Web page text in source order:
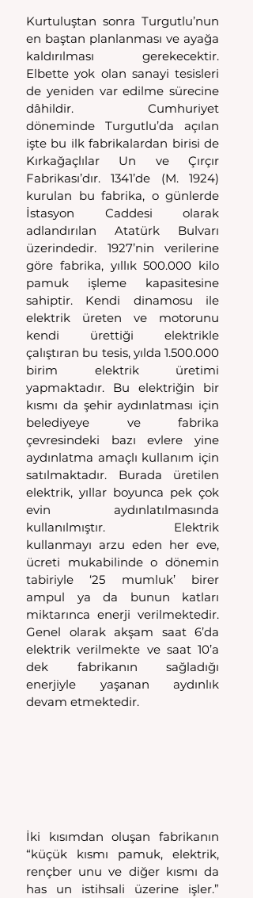
Kurtuluştan sonra Turgutlu’nun
en baştan planlanması ve ayağa
kaldırılması gerekecektir.
Elbette yok olan sanayi tesisleri
de yeniden var edilme sürecine
dâhildir. Cumhuriyet
döneminde Turgutlu’da açılan
işte bu ilk fabrikalardan birisi de
Kırkağaçlılar Un ve Çırçır
Fabrikası’dır. 1341’de (M. 1924)
kurulan bu fabrika, o günlerde
İstasyon Caddesi olarak
adlandırılan Atatürk Bulvarı
üzerindedir. 1927’nin verilerine
göre fabrika, yıllık 500.000 kilo
pamuk işleme kapasitesine
sahiptir. Kendi dinamosu ile
elektrik üreten ve motorunu
kendi ürettiği elektrikle
çalıştıran bu tesis, yılda 1.500.000
birim elektrik üretimi
yapmaktadır. Bu elektriğin bir
kısmı da şehir aydınlatması için
belediyeye ve fabrika
çevresindeki bazı evlere yine
aydınlatma amaçlı kullanım için
satılmaktadır. Burada üretilen
elektrik, yıllar boyunca pek çok
evin aydınlatılmasında
kullanılmıştır. Elektrik
kullanmayı arzu eden her eve,
ücreti mukabilinde o dönemin
tabiriyle ‘25 mumluk’ birer
ampul ya da bunun katları
miktarınca enerji verilmektedir.
Genel olarak akşam saat 6’da
elektrik verilmekte ve saat 10’a
dek fabrikanın sağladığı
enerjiyle yaşanan aydınlık
devam etmektedir.
İki kısımdan oluşan fabrikanın
“küçük kısmı pamuk, elektrik,
rençber unu ve diğer kısmı da
has un istihsali üzerine işler.”